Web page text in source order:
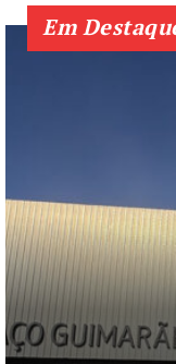
Em